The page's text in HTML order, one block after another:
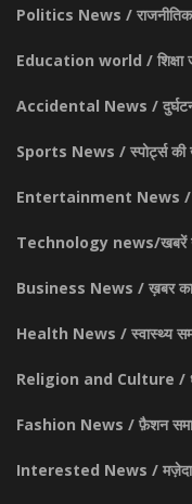
Politics News / राजनीतिक
Education world / शिक्षा
Accidental News /
Sports News / स्पोर्ट्स की
Entertainment News /
Technology news/खबरें
Business News / ख़बर
Health News / स्वास्थ्य
Religion and Culture /
Fashion News / फ़ैशन
Interested News /